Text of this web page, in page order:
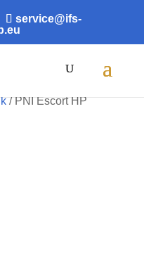
service@ifs-
/ PNI Escort HP